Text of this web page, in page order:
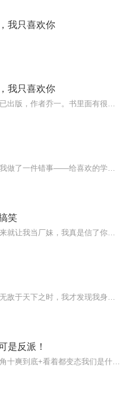
我只喜欢你
我只喜欢你
笑
是反派！